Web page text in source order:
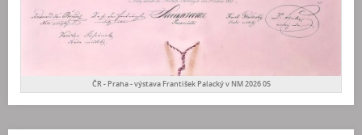
ČR - Praha - výstava František Palacký v NM 2026 05